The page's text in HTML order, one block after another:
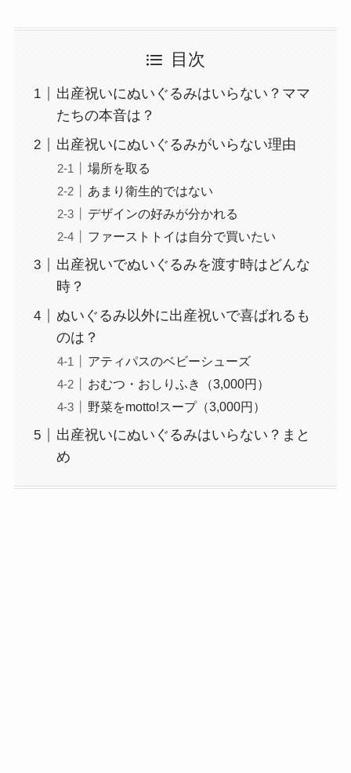
目次
出産祝いにぬいぐるみはいらない？ママ
たちの本音は？
出産祝いにぬいぐるみがいらない理由
場所を取る
あまり衛生的ではない
デザインの好みが分かれる
ファーストトイは自分で買いたい
出産祝いでぬいぐるみを渡す時はどんな
時？
ぬいぐるみ以外に出産祝いで喜ばれるも
のは？
アティパスのベビーシューズ
おむつ・おしりふき（3,000円）
野菜をmotto!スープ（3,000円）
出産祝いにぬいぐるみはいらない？まと
め